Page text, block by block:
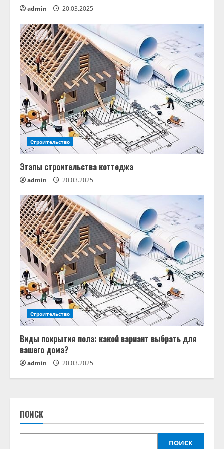
admin 20.03.2025
Строительство
Этапы строительства коттеджа
admin 20.03.2025
Строительство
Виды покрытия пола: какой вариант выбрать для
вашего дома?
admin 20.03.2025
ПОИСК
ПОИСК